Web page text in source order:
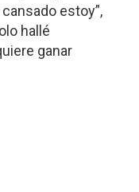
estoy”,
hallé
ganar